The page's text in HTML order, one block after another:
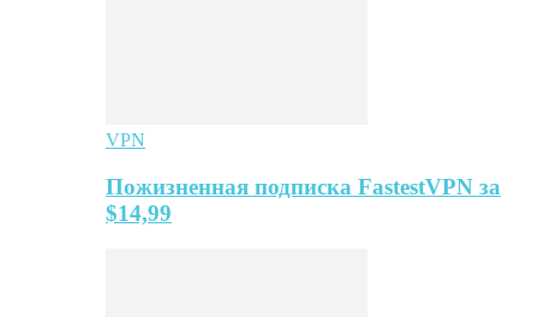
VPN
Пожизненная подписка FastestVPN за
$14,99